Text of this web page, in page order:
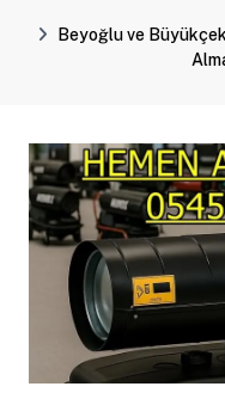
Beyoğlu ve